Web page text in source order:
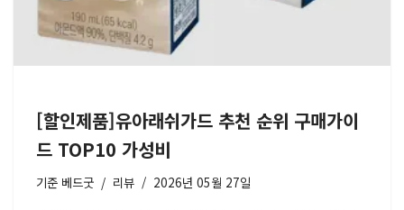
[할인제품]유아래쉬가드 추천 순위 구매가이
드 TOP10 가성비
기준 베드굿 리뷰 2026년 05월 27일